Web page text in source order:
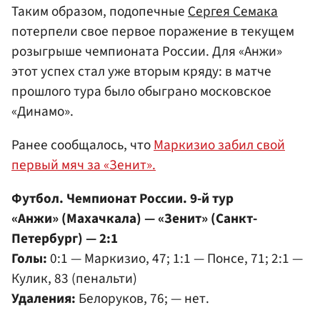
Таким образом, подопечныеСергея Семака
потерпели свое первое поражение в текущем
розыгрыше чемпионата России. Для «Анжи»
этот успех стал уже вторым кряду: в матче
прошлого тура было обыграно московское
«Динамо».
Ранее сообщалось, чтоМаркизио забил свой
первый мяч за «Зенит».
Футбол. Чемпионат России. 9-й тур
«Анжи» (Махачкала) — «Зенит» (Санкт-
Петербург) — 2:1
Голы:0:1 — Маркизио, 47; 1:1 — Понсе, 71; 2:1 —
Кулик, 83 (пенальти)
Удаления: Белоруков, 76; — нет.